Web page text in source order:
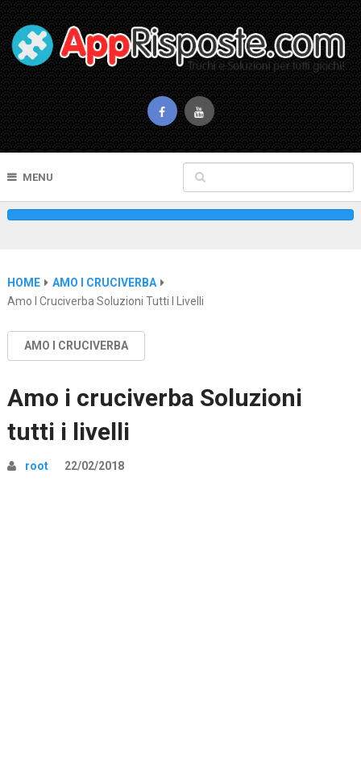
MENU
HOME
AMO I CRUCIVERBA
Amo I Cruciverba Soluzioni Tutti I Livelli
AMO I CRUCIVERBA
Amo i cruciverba Soluzioni
tutti i livelli
root 22/02/2018